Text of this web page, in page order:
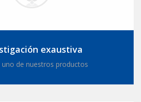
exaustiva
uno de nuestros productos